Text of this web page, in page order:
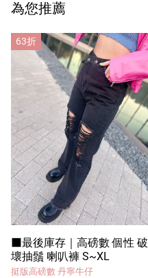
為您推薦
63折
■最後庫存｜高磅數 個性 破
壞抽鬚 喇叭褲 S~XL
挺版高磅數 丹寧牛仔